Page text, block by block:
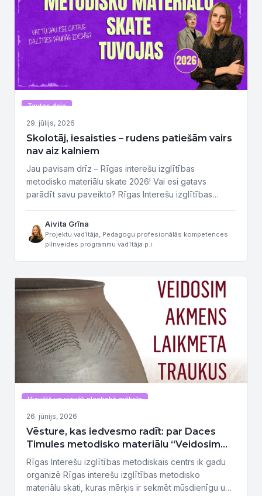
Tautas deja
29. jūlijs, 2026
Skolotāj, iesaisties – rudens patiešām vairs
nav aiz kalniem
Jau pavisam drīz – Rīgas interešu izglītības
metodisko materiālu skate 2026! Vai esi gatavs
parādīt savu paveikto? Rīgas Interešu izglītības
jau vairāk nekā 10 gadus, tā ir iespēja dalīties ar savu
pieredzi, radošām idejām un vērtīgiem materiāliem,
kas bagātina interešu izglītības procesu Rīgā.
Aivita Grīna
Projektu vadītāja, Pedagogu profesionālās kompetences
pilnveides programmu vadītāja p.i.
Vizuālā un vizuāli plastiskā māksla
26. jūnijs, 2026
Vēsture, kas iedvesmo radīt: par Daces
Timules metodisko materiālu “Veidosim
akmens laikmeta traukus”
Rīgas Interešu izglītības metodiskais centrs ik gadu
organizē Rīgas interešu izglītības metodisko
materiālu skati, kuras mērķis ir sekmēt mūsdienīgu un